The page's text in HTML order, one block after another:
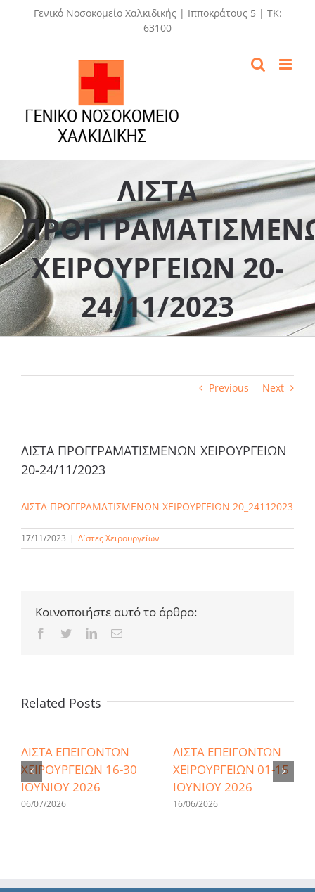
Γενικό Νοσοκομείο Χαλκιδικής | Ιπποκράτους 5 | ΤΚ:
63100
ΛΙΣΤΑ
ΧΕΙΡΟΥΡΓΕΙΩΝ 20-
24/11/2023
Previous Next
ΛΙΣΤΑ ΠΡΟΓΓΡΑΜΑΤΙΣΜΕΝΩΝ ΧΕΙΡΟΥΡΓΕΙΩΝ
20-24/11/2023
ΛΙΣΤΑ ΠΡΟΓΓΡΑΜΑΤΙΣΜΕΝΩΝ ΧΕΙΡΟΥΡΓΕΙΩΝ 20_24112023
17/11/2023 | Λίστες Χειρουργείων
Κοινοποιήστε αυτό το άρθρο:
Facebook
TwitterLinkedInEmail
Related Posts
ΛΙΣΤΑ ΕΠΕΙΓΟΝΤΩΝ
ΧΕΙΡΟΥΡΓΕΙΩΝ 16-30
ΙΟΥΝΙΟΥ 2026
06/07/2026
ΛΙΣΤΑ ΕΠΕΙΓΟΝΤΩΝ
ΧΕΙΡΟΥΡΓΕΙΩΝ 01-15
ΙΟΥΝΙΟΥ 2026
16/06/2026